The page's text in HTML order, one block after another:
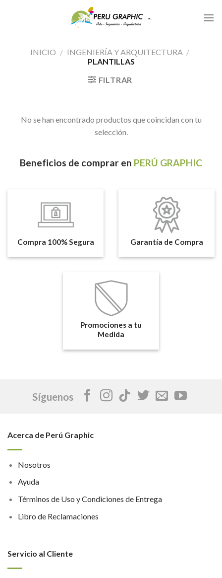
INICIO / INGENIERÍA Y ARQUITECTURA /
PLANTILLAS
FILTRAR
No se han encontrado productos que coincidan con tu
selección.
Beneficios de comprar en PERÚ GRAPHIC
Compra 100% Segura Garantía de Compra
Promociones a tu
Medida
Síguenos
Acerca de Perú Graphic
Nosotros
Ayuda
Términos de Uso y Condiciones de Entrega
Libro de Reclamaciones
Servicio al Cliente